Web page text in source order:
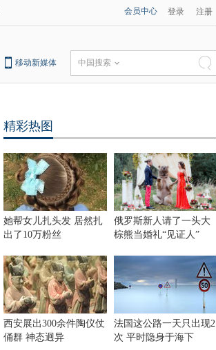
会员中心 登录 注册
移动新媒体 中国搜索
精彩热图
她帮女儿扎头发 居然扎
出了10万粉丝
俄罗斯新人请了一头大
棕熊当婚礼“见证人”
西安展出300余件陶仪仗
俑群 神态迥异
法国这公路一天只出现2
次 平时隐身于海下